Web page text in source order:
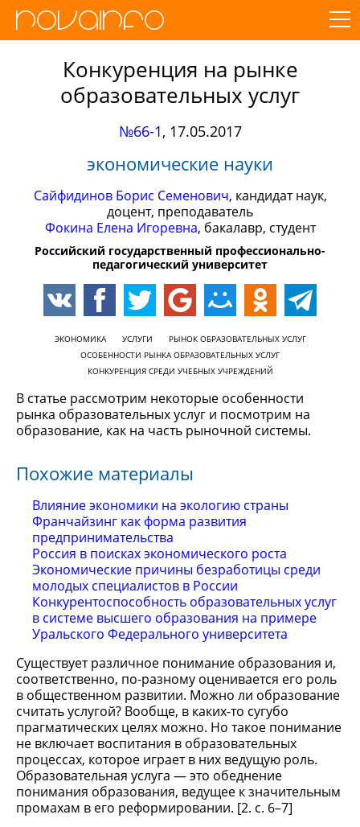
Конкуренция на рынке
образовательных услуг
№66-1, 17.05.2017
экономические науки
Сайфидинов Борис Семенович, кандидат наук,
доцент, преподаватель
Фокина Елена Игоревна, бакалавр, студент
Российский государственный профессионально-
педагогический университет
ЭКОНОМИКА УСЛУГИ
РЫНОК ОБРАЗОВАТЕЛЬНЫХ УСЛУГ
ОСОБЕННОСТИ РЫНКА ОБРАЗОВАТЕЛЬНЫХ УСЛУГ
КОНКУРЕНЦИЯ СРЕДИ УЧЕБНЫХ УЧРЕЖДЕНИЙ
В статье рассмотрим некоторые особенности
рынка образовательных услуг и посмотрим на
образование, как на часть рыночной системы.
Похожие материалы
Влияние экономики на экологию страны
Франчайзинг как форма развития
предпринимательства
Россия в поисках экономического роста
Экономические причины безработицы среди
молодых специалистов в России
Конкурентоспособность образовательных услуг
в системе высшего образования на примере
Уральского Федерального университета
Существует различное понимание образования и,
соответственно, по-разному оценивается его роль
в общественном развитии. Можно ли образование
считать услугой? Вообще, в каких-то сугубо
прагматических целях можно. Но такое понимание
не включает воспитания в образовательных
процессах, которое играет в них ведущую роль.
Образовательная услуга — это обеднение
понимания образования, ведущее к значительным
промахам в его реформировании. [2. с. 6–7]